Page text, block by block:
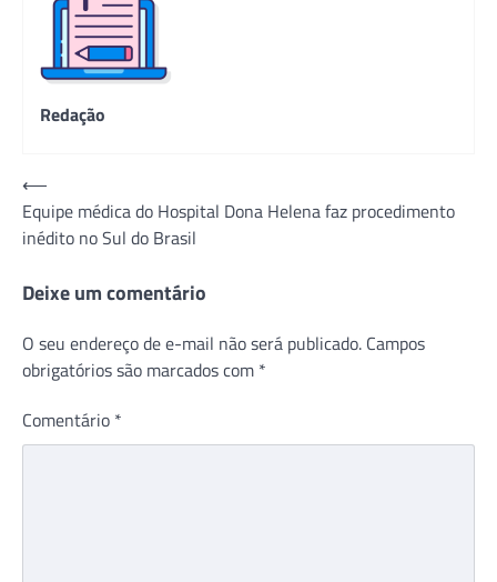
Redação
Navegação
de
Post
⟵
Equipe médica do Hospital Dona Helena faz procedimento
inédito no Sul do Brasil
Deixe um comentário
O seu endereço de e-mail não será publicado. Campos
obrigatórios são marcados com *
Comentário *